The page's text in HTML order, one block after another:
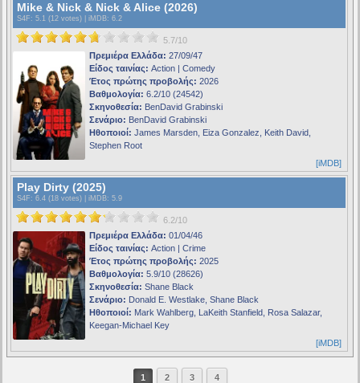
Mike & Nick & Nick & Alice (2026)
S4F : 5.1 (12 votes) | iMDB: 6.2
5.7/10
Πρεμιέρα Ελλάδα: 27/09/47
Είδος ταινίας: Action | Comedy
Έτος πρώτης προβολής: 2026
Βαθμολογία: 6.2/10 (24542)
Σκηνοθεσία: BenDavid Grabinski
Σενάριο: BenDavid Grabinski
Ηθοποιοί: James Marsden, Eiza Gonzalez, Keith David,
Stephen Root
[iMDB]
Play Dirty (2025)
S4F : 6.4 (18 votes) | iMDB: 5.9
6.2/10
Πρεμιέρα Ελλάδα: 01/04/46
Είδος ταινίας: Action | Crime
Έτος πρώτης προβολής: 2025
Βαθμολογία: 5.9/10 (28626)
Σκηνοθεσία: Shane Black
Σενάριο: Donald E. Westlake, Shane Black
Ηθοποιοί: Mark Wahlberg, LaKeith Stanfield, Rosa Salazar,
Keegan-Michael Key
[iMDB]
1 2 3 4